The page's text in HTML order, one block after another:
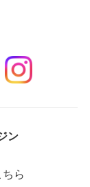
ン
ちら